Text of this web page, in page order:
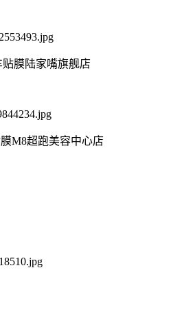
贴膜陆家嘴旗舰店
M8超跑美容中心店